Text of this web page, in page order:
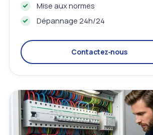
Mise aux normes
Dépannage 24h/24
Contactez‑nous